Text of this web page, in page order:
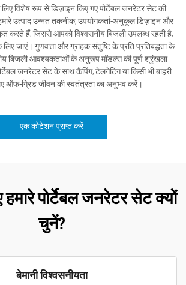
लिए विशेष रूप से डिज़ाइन किए गए पोर्टेबल जनरेटर सेट की
उत्पाद उन्नत तकनीक, उपयोगकर्ता-अनुकूल डिज़ाइन और
करते हैं, जिससे आपको विश्वसनीय बिजली उपलब्ध रहती है,
जाएं। गुणवत्ता और ग्राहक संतुष्टि के प्रति प्रतिबद्धता के
बिजली आवश्यकताओं के अनुरूप मॉडल्स की पूर्ण श्रृंखला
जनरेटर सेट के साथ कैंपिंग, टेलगेटिंग या किसी भी बाहरी
ऑफ-ग्रिड जीवन की स्वतंत्रता का अनुभव करें।
एक कोटेशन प्राप्त करें
पोर्टेबल जनरेटर सेट क्यों
चुनें?
बेमानी विश्वसनीयता